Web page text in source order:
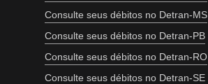
Consulte seus débitos no Detran-MS
Consulte seus débitos no Detran-PB
Consulte seus débitos no Detran-RO
Consulte seus débitos no Detran-SE